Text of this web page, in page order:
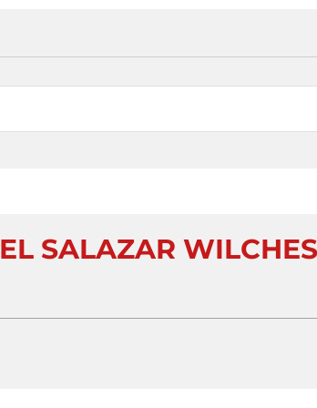
SALAZAR WILCHES